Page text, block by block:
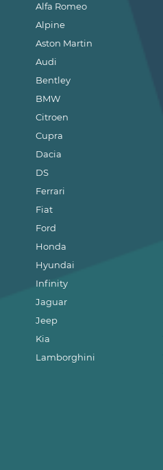
Alfa Romeo
Alpine
Aston Martin
Audi
Bentley
BMW
Citroen
Cupra
Dacia
DS
Ferrari
Fiat
Ford
Honda
Hyundai
Infinity
Jaguar
Jeep
Kia
Lamborghini